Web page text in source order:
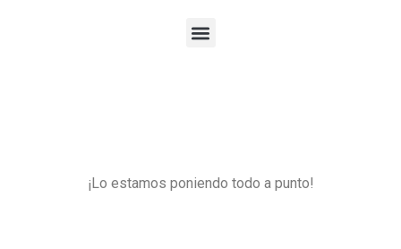
¡Lo estamos poniendo todo a punto!